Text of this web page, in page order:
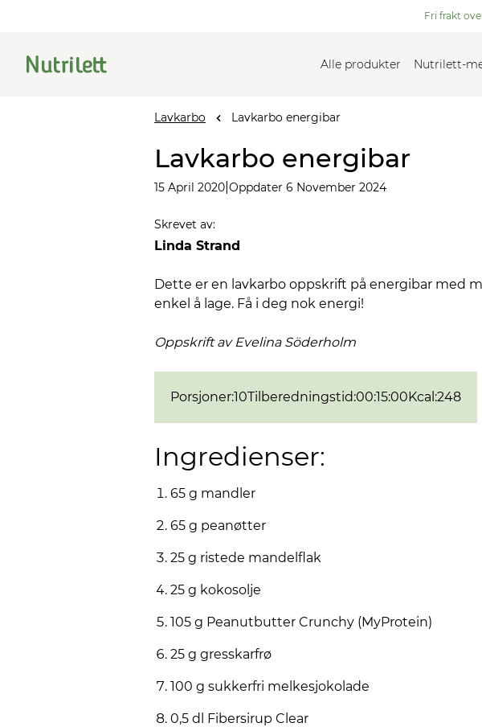
Fri frakt
Alle produkter Nutrilett-
Lavkarbo Lavkarbo energibar
Lavkarbo energibar
15 April 2020 Oppdater 6 November 2024
Skrevet av:
Linda Strand
Dette er en lavkarbo oppskrift på energibar med
enkel å lage. Få i deg nok energi!
Oppskrift av Evelina Söderholm
Porsjoner:10Tilberedningstid:00:15:00Kcal :248
Ingredienser:
65 g mandler
65 g peanøtter
25 g ristede mandelflak
25 g kokosolje
105 g Peanutbutter Crunchy (MyProtein)
25 g gresskarfrø
100 g sukkerfri melkesjokolade
0,5 dl Fibersirup Clear